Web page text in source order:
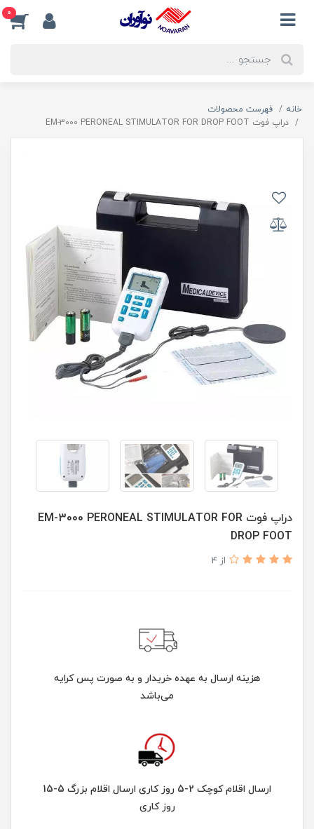
0
خانه
فهرست محصولات
دراپ فوت EM-3000 PERONEAL STIMULATOR FOR DROP FOOT
دراپ فوت EM-3000 PERONEAL STIMULATOR FOR
DROP FOOT
از 4
هزینه ارسال به عهده خریدار و به صورت پس کرایه
می‌باشد
ارسال اقلام کوچک 2-5 روز کاری ارسال اقلام بزرگ 5-15
روز کاری